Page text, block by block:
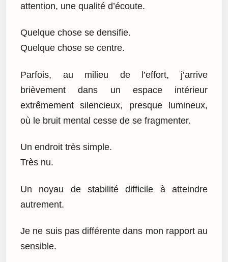
attention, une qualité d’écoute.
Quelque chose se densifie.
Quelque chose se centre.
Parfois, au milieu de l’effort, j’arrive
brièvement dans un espace intérieur
extrêmement silencieux, presque lumineux,
où le bruit mental cesse de se fragmenter.
Un endroit très simple.
Très nu.
Un noyau de stabilité difficile à atteindre
autrement.
Je ne suis pas différente dans mon rapport au
sensible.